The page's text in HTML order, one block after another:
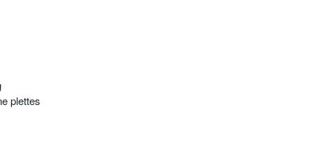
plettes